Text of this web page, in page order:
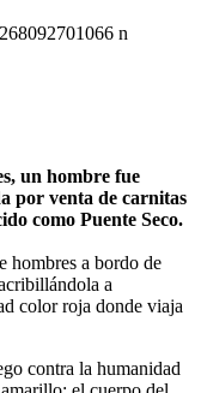
un hombre fue
por venta de carnitas
como Puente Seco.
hombres a bordo de
a
color roja donde viaja
contra la humanidad